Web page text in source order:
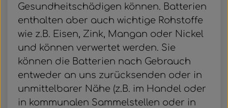
Gesundheitschädigen können. Batterien
enthalten aber auch wichtige Rohstoffe
wie z.B. Eisen, Zink, Mangan oder Nickel
und können verwertet werden. Sie
können die Batterien nach Gebrauch
entweder an uns zurücksenden oder in
unmittelbarer Nähe (z.B. im Handel oder
in kommunalen Sammelstellen oder in